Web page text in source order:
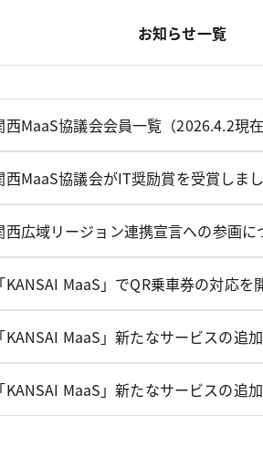
お知らせ一覧
西MaaS協議会会員一覧（2026.4.2現在
西MaaS協議会がIT奨励賞を受賞しまし
西広域リージョン連携宣言への参画に
「KANSAI MaaS」でQR乗車券の対応を
「KANSAI MaaS」新たなサービスの追
「KANSAI MaaS」新たなサービスの追